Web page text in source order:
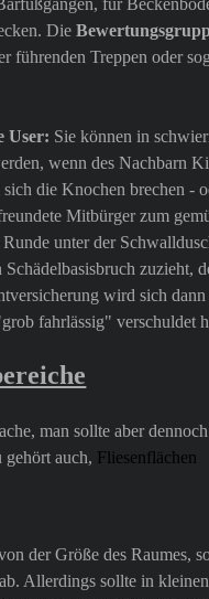
für
Die
führenden Treppen oder
User: Sie können in
wenn des Nachbarn
die Knochen brechen -
Mitbürger zum
unter der
zuzieht,
wird sich
fahrlässig" verschuldet
man sollte aber
auch, Fliesenflächen
der Größe des Raumes,
Allerdings sollte in